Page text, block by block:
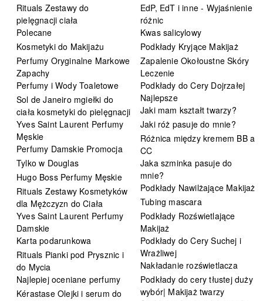
Rituals Zestawy do
pielęgnacji ciała
Polecane
Kosmetyki do Makijażu
Perfumy Oryginalne Markowe
Zapachy
Perfumy i Wody Toaletowe
Sol de Janeiro mgiełki do
ciała kosmetyki do pielęgnacji
Yves Saint Laurent Perfumy
Męskie
Perfumy Damskie Promocja
Tylko w Douglas
Hugo Boss Perfumy Męskie
Rituals Zestawy Kosmetyków
dla Mężczyzn do Ciała
Yves Saint Laurent Perfumy
Damskie
Karta podarunkowa
Rituals Pianki pod Prysznic i
do Mycia
Najlepiej oceniane perfumy
Kérastase Olejki i serum do
EdP, EdT i inne - Wyjaśnienie
różnic
Kwas salicylowy
Podkłady Kryjące Makijaż
Zapalenie Okołoustne Skóry
Leczenie
Podkłady do Cery Dojrzałej
Najlepsze
Jaki mam kształt twarzy?
Jaki róż pasuje do mnie?
Różnica między kremem BB a
CC
Jaka szminka pasuje do
mnie?
Podkłady Nawilżające Makijaż
Tubing mascara
Podkłady Rozświetlające
Makijaż
Podkłady do Cery Suchej i
Wrażliwej
Nakładanie rozświetlacza
Podkłady do cery tłustej duży
wybór| Makijaż twarzy